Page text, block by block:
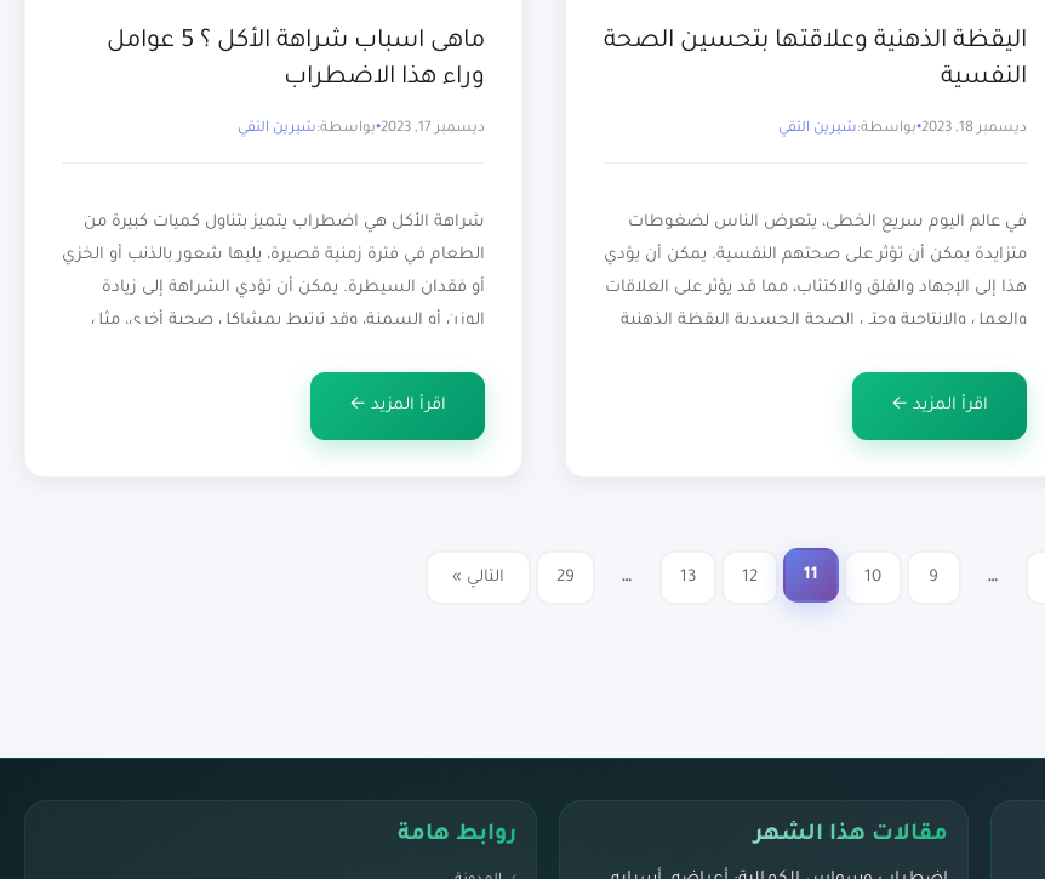
اليقظة الذهنية وعلاقتها بتحسين الصحة
النفسية
ديسمبر 18, 2023 بواسطة:شيرين التقي
في عالم اليوم سريع الخطى، يتعرض الناس لضغوطات
متزايدة يمكن أن تؤثر على صحتهم النفسية. يمكن أن يؤدي
هذا إلى الإجهاد والقلق والاكتئاب، مما قد يؤثر على العلاقات
والعمل والإنتاجية وحتى الصحة الجسدية اليقظة الذهنية
إنها القدرة على ملاحظة الأفكار والمشاعر والمشاعر دون
اقرأ المزيد ←
ماهى اسباب شراهة الأكل ؟ 5 عوامل
وراء هذا الاضطراب
ديسمبر 17, 2023 بواسطة:شيرين التقي
شراهة الأكل هي اضطراب يتميز بتناول كميات كبيرة من
الطعام في فترة زمنية قصيرة، يليها شعور بالذنب أو الخزي
أو فقدان السيطرة. يمكن أن تؤدي الشراهة إلى زيادة
الوزن أو السمنة، وقد ترتبط بمشاكل صحية أخرى، مثل
اقرأ المزيد ←
تعدد
…
9
10
11
12
13
…
29 التالي »
مقالات هذا الشهر روابط هامة